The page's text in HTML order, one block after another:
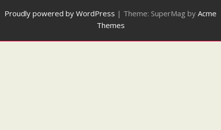
Proudly powered by WordPress | Theme: SuperMag by Acme
Themes